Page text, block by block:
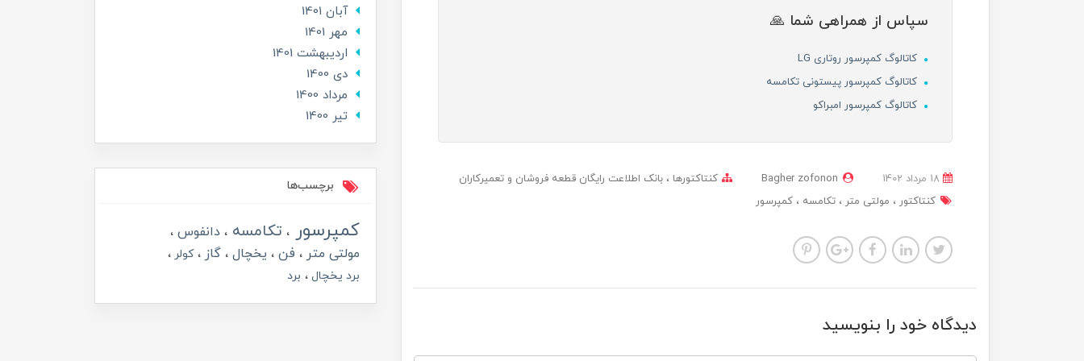
سپاس از همراهی شما 🙏
کاتالوگ کمپرسور روتاری LG
کاتالوگ کمپرسور پیستونی تکامسه
کاتالوگ کمپرسور امبراکو
Bagher zofonon کنتاکتورها
بانک اطلاعت رایگان قطعه فروشان و تعمیرکاران
کنتاکتور
مولتی متر تکامسه کمپرسور
دیدگاه خود را بنویسید
آبان 1401
مهر 1401
ارديبهشت 1401
دی 1400
مرداد 1400
تير 1400
برچسب‌ها
کمپرسور تکامسه
دانفوس
مولتی متر
فن یخچال گاز
کولر
برد یخچال
برد